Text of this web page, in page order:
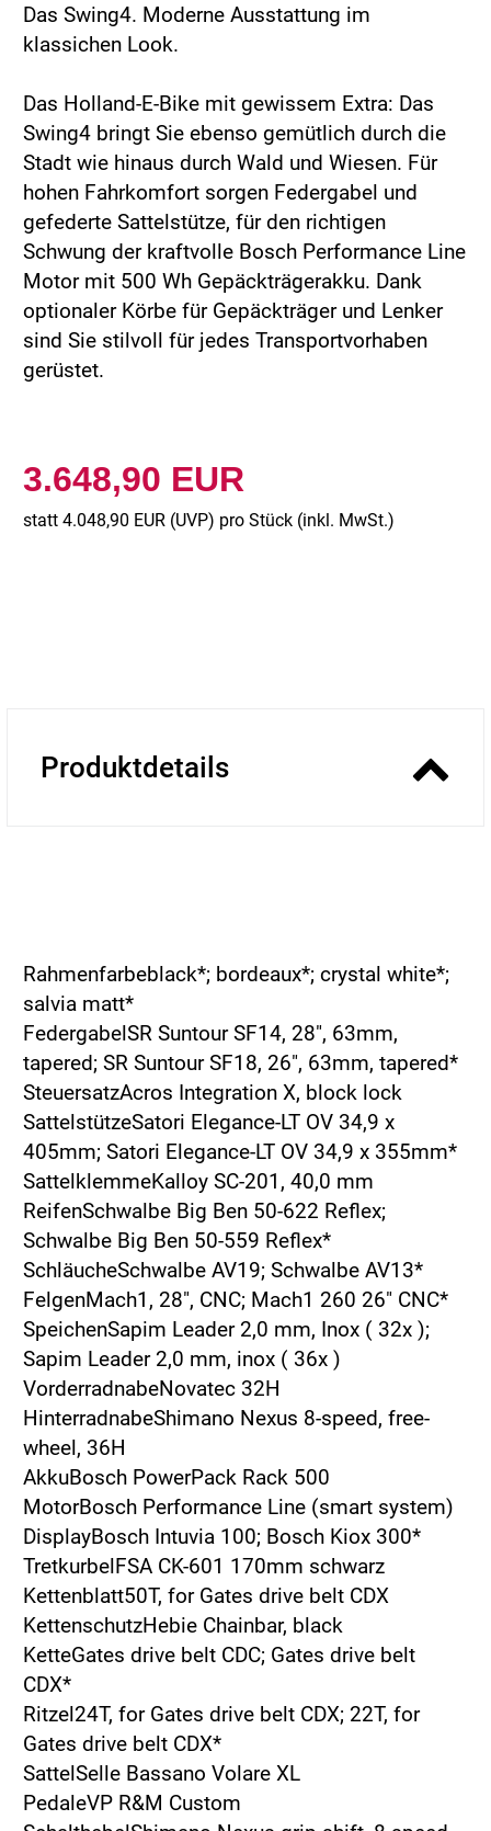
Das Swing4. Moderne Ausstattung im
klassichen Look.
Das Holland-E-Bike mit gewissem Extra: Das
Swing4 bringt Sie ebenso gemütlich durch die
Stadt wie hinaus durch Wald und Wiesen. Für
hohen Fahrkomfort sorgen Federgabel und
gefederte Sattelstütze, für den richtigen
Schwung der kraftvolle Bosch Performance Line
Motor mit 500 Wh Gepäckträgerakku. Dank
optionaler Körbe für Gepäckträger und Lenker
sind Sie stilvoll für jedes Transportvorhaben
gerüstet.
3.648,90 EUR
statt 4.048,90 EUR (UVP) pro Stück (inkl. MwSt.)
Produktdetails
Rahmenfarbeblack*; bordeaux*; crystal white*;
salvia matt*
FedergabelSR Suntour SF14, 28", 63mm,
tapered; SR Suntour SF18, 26", 63mm, tapered*
SteuersatzAcros Integration X, block lock
SattelstützeSatori Elegance-LT OV 34,9 x
405mm; Satori Elegance-LT OV 34,9 x 355mm*
SattelklemmeKalloy SC-201, 40,0 mm
ReifenSchwalbe Big Ben 50-622 Reflex;
Schwalbe Big Ben 50-559 Reflex*
SchläucheSchwalbe AV19; Schwalbe AV13*
FelgenMach1, 28", CNC; Mach1 260 26" CNC*
SpeichenSapim Leader 2,0 mm, Inox ( 32x );
Sapim Leader 2,0 mm, inox ( 36x )
VorderradnabeNovatec 32H
HinterradnabeShimano Nexus 8-speed, free-
wheel, 36H
AkkuBosch PowerPack Rack 500
MotorBosch Performance Line (smart system)
DisplayBosch Intuvia 100; Bosch Kiox 300*
TretkurbelFSA CK-601 170mm schwarz
Kettenblatt50T, for Gates drive belt CDX
KettenschutzHebie Chainbar, black
KetteGates drive belt CDC; Gates drive belt
CDX*
Ritzel24T, for Gates drive belt CDX; 22T, for
Gates drive belt CDX*
SattelSelle Bassano Volare XL
PedaleVP R&M Custom